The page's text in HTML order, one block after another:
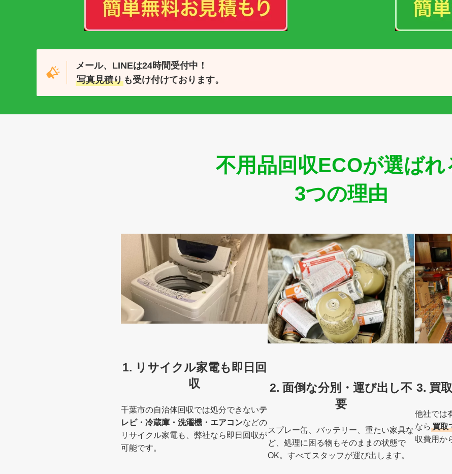
メール、LINEは24時間受付中！
写真見積りも受け付けております。
不用品回収ECOが選ばれ
3つの理由
1. リサイクル家電も即日回
収
千葉市の自治体回収では処分できないテ
レビ・冷蔵庫・洗濯機・エアコンなどの
リサイクル家電も、弊社なら即日回収が
可能です。
2. 面倒な分別・運び出し不
要
スプレー缶、バッテリー、重たい家具な
ど、処理に困る物もそのままの状態で
OK。すべてスタッフが運び出します。
3. 買
他社では
なら 買取
収費用か